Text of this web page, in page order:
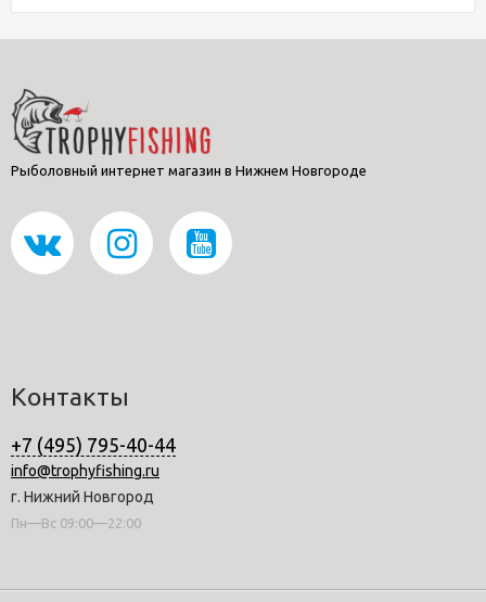
Рыболовный интернет магазин в Нижнем Новгороде
Контакты
+7 (495) 795-40-44
info@trophyfishing.ru
г. Нижний Новгород
Пн—Вс 09:00—22:00